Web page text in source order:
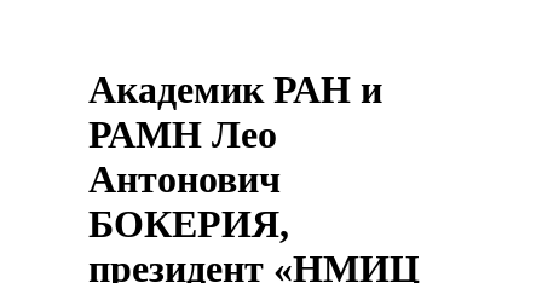
Академик РАН и
РАМН Лео
Антонович
БОКЕРИЯ,
президент «НМИЦ